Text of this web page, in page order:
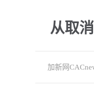
新
网
从取
加新网